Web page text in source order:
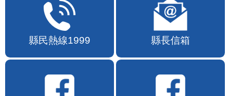
縣民熱線1999 縣長信箱